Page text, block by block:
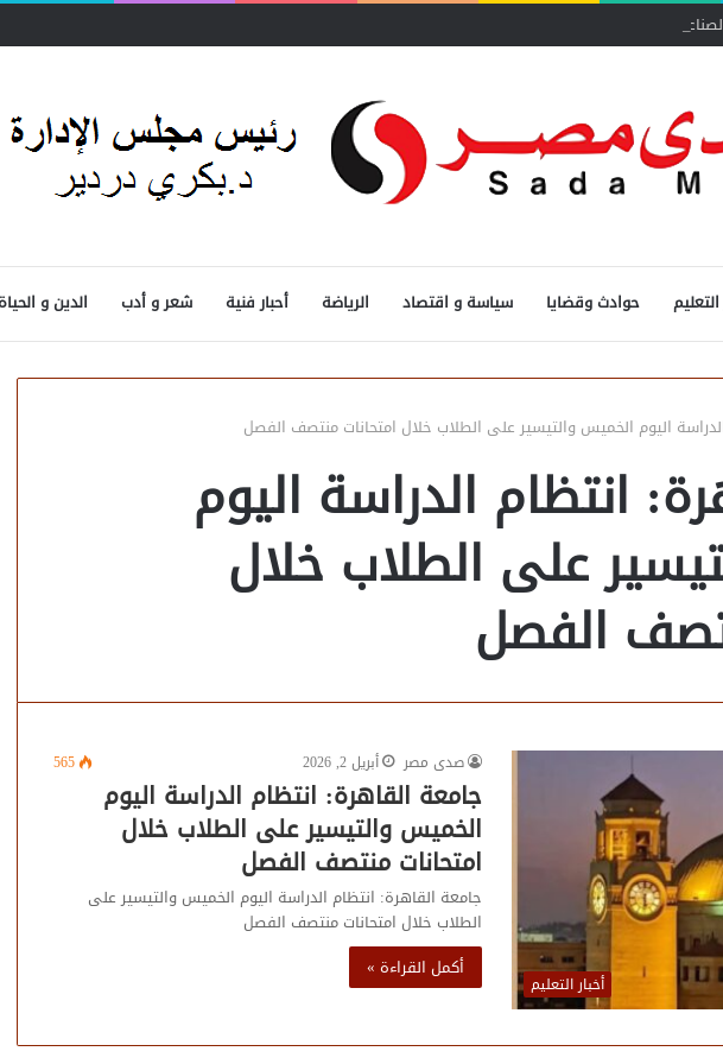
تنقذ المشروعات المتعثرة
حوادث وقضايا سياسة و اقتصاد الرياضة أحبار فنية شعر و أدب الدين و الحياة
اليوم الخميس والتيسير على الطلاب خلال امتحانات منتصف الفصل
انتظام الدراسة اليوم
على الطلاب خلال
الفصل
أخبار التعليم
صدى مصر أبريل 2, 2026 565
جامعة القاهرة: انتظام الدراسة اليوم
الخميس والتيسير على الطلاب خلال
امتحانات منتصف الفصل
جامعة القاهرة: انتظام الدراسة اليوم الخميس والتيسير على
الطلاب خلال امتحانات منتصف الفصل
أكمل القراءة »